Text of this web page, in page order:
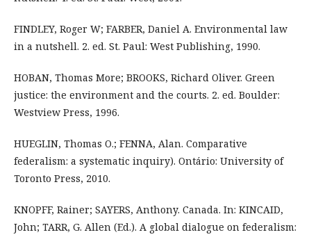
FINDLEY, Roger W; FARBER, Daniel A. Environmental law
in a nutshell. 2. ed. St. Paul: West Publishing, 1990.
HOBAN, Thomas More; BROOKS, Richard Oliver. Green
justice: the environment and the courts. 2. ed. Boulder:
Westview Press, 1996.
HUEGLIN, Thomas O.; FENNA, Alan. Comparative
federalism: a systematic inquiry). Ontário: University of
Toronto Press, 2010.
KNOPFF, Rainer; SAYERS, Anthony. Canada. In: KINCAID,
John; TARR, G. Allen (Ed.). A global dialogue on federalism: